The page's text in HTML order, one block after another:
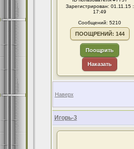
Зарегистрирован: 01.11.15 :
17:49
Сообщений: 5210
ПООЩРЕНИЙ: 144
Поощрить
Наказать
Наверх
Игорь-3